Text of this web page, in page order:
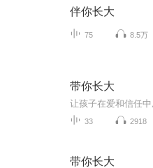
伴你长大
75 8.5万
带你长大
33 2918
带你长大